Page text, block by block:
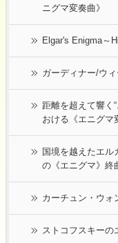
ニグマ変奏曲》
Elgar's Enigma～
ガーディナー/ウ
距離を超えて響
おける《エニグマ
国境を越えたエ
の《エニグマ》終
カーチュン・ウォ
ストコフスキーの